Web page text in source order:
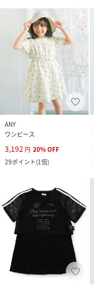
ANY
ワンピース
3,192 円 20%OFF
29ポイント(1倍)